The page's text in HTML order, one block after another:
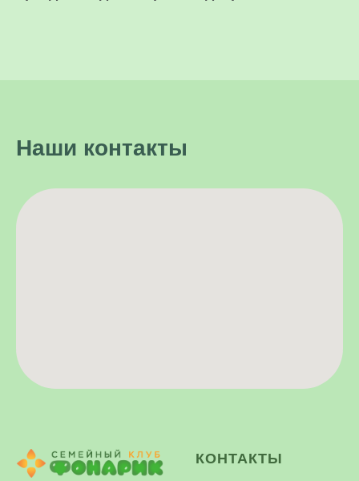
Наши контакты
КОНТАКТЫ